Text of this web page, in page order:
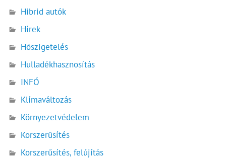
Hibrid autók
Hírek
Hőszigetelés
Hulladékhasznosítás
INFÓ
Klímaváltozás
Környezetvédelem
Korszerűsítés
Korszerűsítés, felújítás